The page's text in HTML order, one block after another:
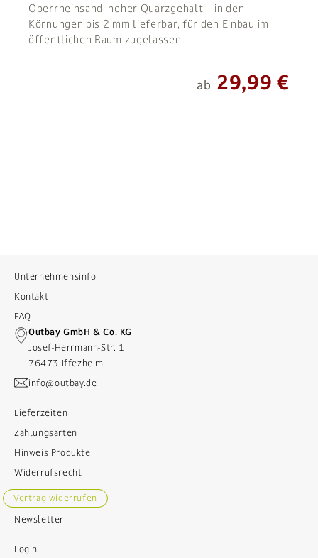
Oberrheinsand, hoher Quarzgehalt, - in den
Körnungen bis 2 mm lieferbar, für den Einbau im
öffentlichen Raum zugelassen
ab 29,99 €
Unternehmensinfo
Kontakt
FAQ
Outbay GmbH & Co. KG
Josef-Herrmann-Str. 1
76473 Iffezheim
info@outbay.de
Lieferzeiten
Zahlungsarten
Hinweis Produkte
Widerrufsrecht
Vertrag widerrufen
Newsletter
Login